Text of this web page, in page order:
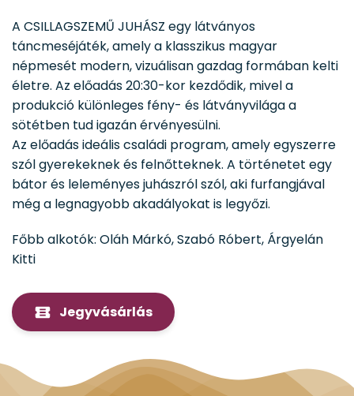
A CSILLAGSZEMŰ JUHÁSZ egy látványos
táncmeséjáték, amely a klasszikus magyar
népmesét modern, vizuálisan gazdag formában kelti
életre. Az előadás 20:30-kor kezdődik, mivel a
produkció különleges fény- és látványvilága a
sötétben tud igazán érvényesülni.
Az előadás ideális családi program, amely egyszerre
szól gyerekeknek és felnőtteknek. A történetet egy
bátor és leleményes juhászról szól, aki furfangjával
még a legnagyobb akadályokat is legyőzi.
Főbb alkotók: Oláh Márkó, Szabó Róbert, Árgyelán
Kitti
Jegyvásárlás